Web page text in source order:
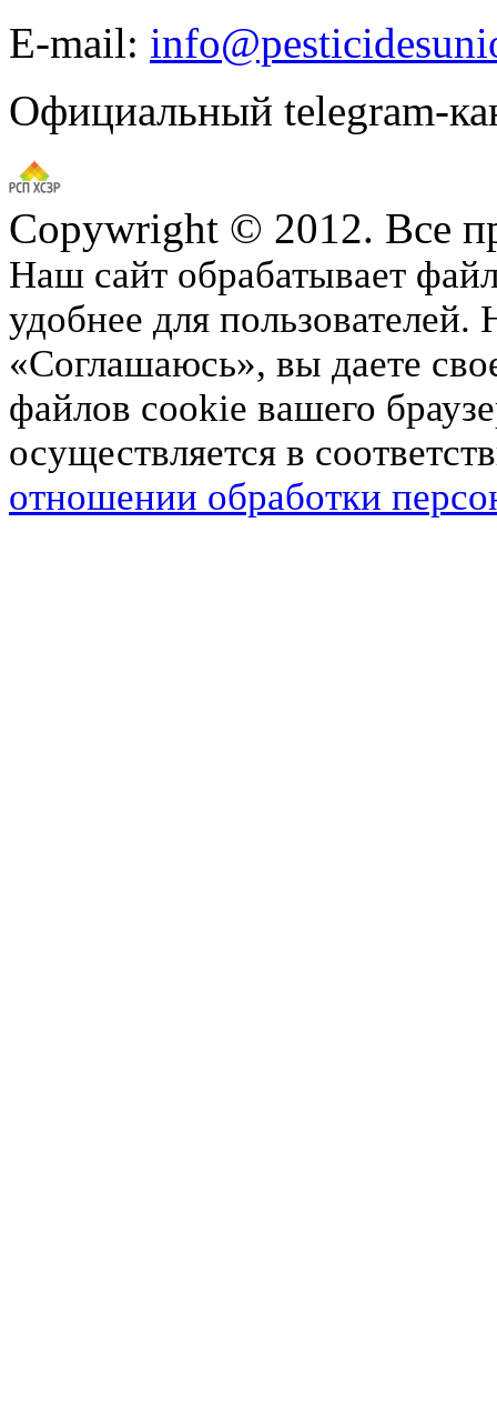
E-mail:
Официальный telegram-
Copywright © 2012. Все
Наш сайт обрабатывает
удобнее для
«Соглашаюсь», вы даете
файлов cookie вашего
осуществляется в
отношении обработки